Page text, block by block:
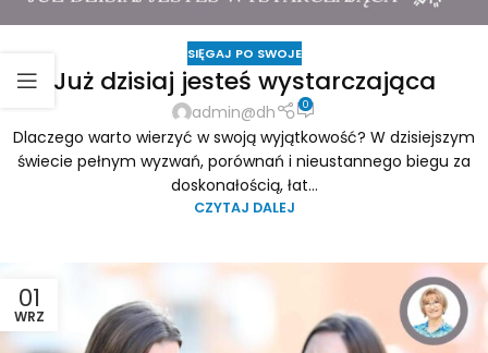
SIĘGAJ PO SWOJE
Już dzisiaj jesteś wystarczająca
admin@dh 0
Dlaczego warto wierzyć w swoją wyjątkowość? W dzisiejszym
świecie pełnym wyzwań, porównań i nieustannego biegu za
doskonałością, łat...
CZYTAJ DALEJ
01
WRZ